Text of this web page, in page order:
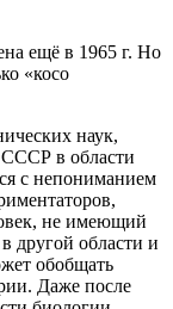
ещё в 1965 г. Но
«косо
наук,
в области
с непониманием
не имеющий
другой области и
обобщать
Даже после